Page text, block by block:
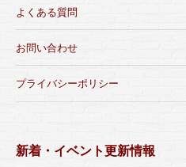
よくある質問
お問い合わせ
プライバシーポリシー
新着・イベント更新情報